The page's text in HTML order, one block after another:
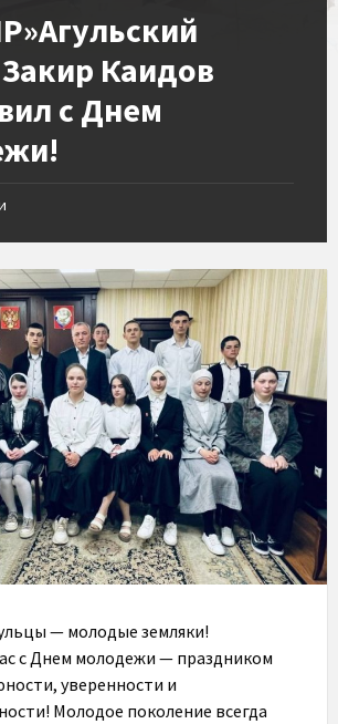
Каидов
с Днем
— молодые земляки!
с Днем молодежи — праздником
уверенности и
Молодое поколение всегда